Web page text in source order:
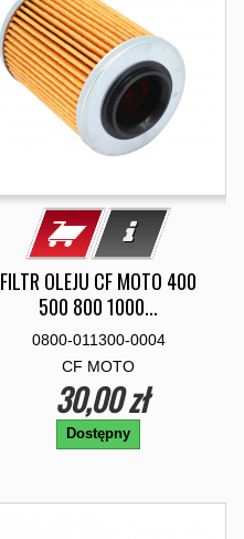
FILTR OLEJU CF MOTO 400
500 800 1000...
0800-011300-0004
CF MOTO
30,00 zł
Dostępny